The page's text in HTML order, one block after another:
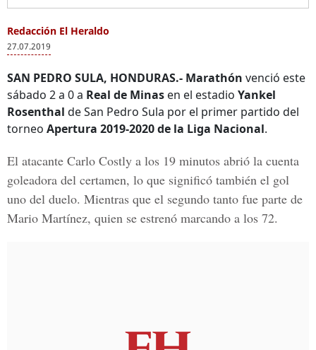
Redacción El Heraldo
27.07.2019
SAN PEDRO SULA, HONDURAS.- Marathón venció este
sábado 2 a 0 a Real de Minas en el estadio Yankel
Rosenthal de San Pedro Sula por el primer partido del
torneo Apertura 2019-2020 de la Liga Nacional.
El atacante Carlo Costly a los 19 minutos abrió la cuenta
goleadora del certamen, lo que significó también el gol
uno del duelo. Mientras que el segundo tanto fue parte de
Mario Martínez, quien se estrenó marcando a los 72.